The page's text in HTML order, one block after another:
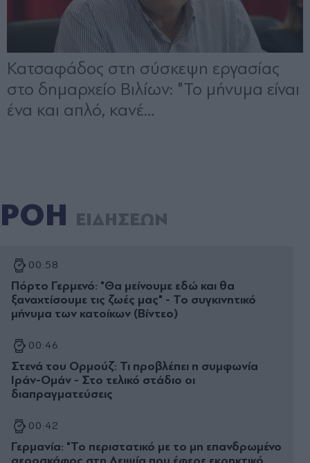
ΡΟΗ ΕΙΔΗΣΕΩΝ
00:58
Πόρτο Γερμενό: "Θα μείνουμε εδώ και θα
ξαναχτίσουμε τις ζωές μας" - Το συγκινητικό
μήνυμα των κατοίκων (Βίντεο)
00:46
Στενά του Ορμούζ: Τι προβλέπει η συμφωνία
Ιράν-Ομάν - Στο τελικό στάδιο οι
διαπραγματεύσεις
00:42
Γερμανία: "Το περιστατικό με το μη επανδρωμένο